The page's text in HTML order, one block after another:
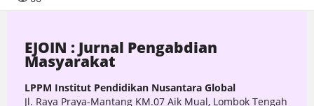
EJOIN : Jurnal Pengabdian
Masyarakat
LPPM Institut Pendidikan Nusantara Global
Jl. Raya Praya-Mantang KM.07 Aik Mual, Lombok Tengah